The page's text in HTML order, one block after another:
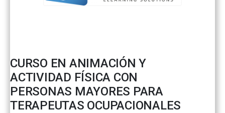
CURSO EN ANIMACIÓN Y
ACTIVIDAD FÍSICA CON
PERSONAS MAYORES PARA
TERAPEUTAS OCUPACIONALES